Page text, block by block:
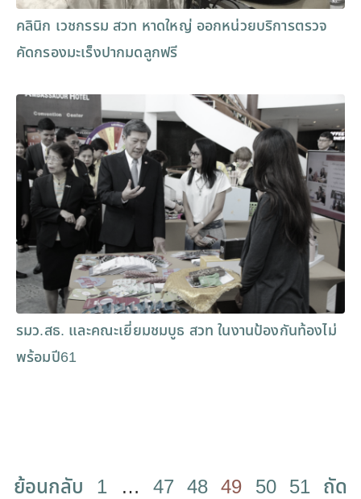
คลินิก เวชกรรม สวท หาดใหญ่ ออกหน่วยบริการตรวจ
คัดกรองมะเร็งปากมดลูกฟรี
รมว.สธ. และคณะเยี่ยมชมบูธ สวท ในงานป้องกันท้องไม่
พร้อมปี61
ย้อนกลับ 1 … 47 48 49 50 51 ถัด